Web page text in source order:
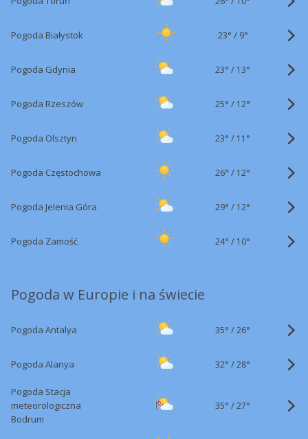
Pogoda Białystok 23° / 9°
Pogoda Gdynia 23° / 13°
Pogoda Rzeszów 25° / 12°
Pogoda Olsztyn 23° / 11°
Pogoda Częstochowa 26° / 12°
Pogoda Jelenia Góra 29° / 12°
Pogoda Zamość 24° / 10°
Pogoda w Europie i na świecie
Pogoda Antalya 35° /26°
Pogoda Alanya 32° /28°
Pogoda Stacja
meteorologiczna
Bodrum
35° /27°